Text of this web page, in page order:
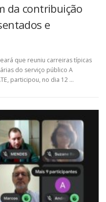
da contribuição
e
que reuniu carreiras típicas
do serviço público A
participou, no dia 12 …